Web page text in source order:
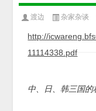
渡边 杂家杂谈
http://
11114338.pdf
中、日、韩三国的